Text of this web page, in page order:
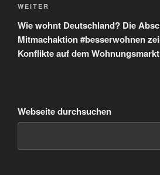
Nächster
Beitrag
WEITER
Wie wohnt Deutschland? Die
Mitmachaktion #besserwohnen
Konflikte auf dem Wohnungsmarkt
Webseite durchsuchen